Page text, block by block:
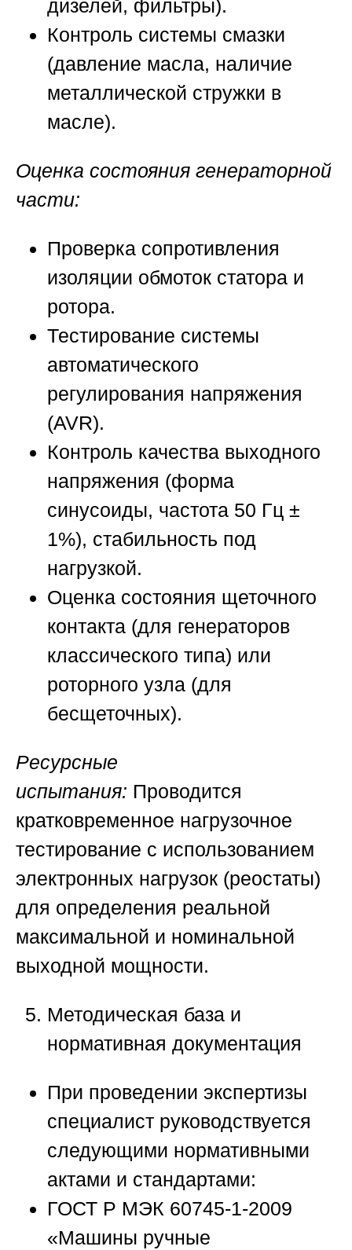
дизелей, фильтры).
Контроль системы смазки
(давление масла, наличие
металлической стружки в
масле).
Оценка состояния генераторной
части:
Проверка сопротивления
изоляции обмоток статора и
ротора.
Тестирование системы
автоматического
регулирования напряжения
(AVR).
Контроль качества выходного
напряжения (форма
синусоиды, частота 50 Гц ±
1%), стабильность под
нагрузкой.
Оценка состояния щеточного
контакта (для генераторов
классического типа) или
роторного узла (для
бесщеточных).
Ресурсные
испытания: Проводится
кратковременное нагрузочное
тестирование с использованием
электронных нагрузок (реостаты)
для определения реальной
максимальной и номинальной
выходной мощности.
Методическая база и
нормативная документация
При проведении экспертизы
специалист руководствуется
следующими нормативными
актами и стандартами:
ГОСТ Р МЭК 60745-1-2009
«Машины ручные